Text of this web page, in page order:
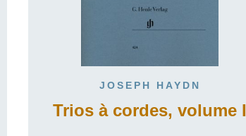
JOSEPH HAYDN
Trios à cordes, volume I